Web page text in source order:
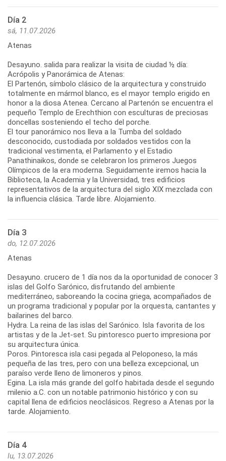
Día 2
sá, 11.07.2026
Atenas
Desayuno. salida para realizar la visita de ciudad ½ día:
Acrópolis y Panorámica de Atenas:
El Partenón, símbolo clásico de la arquitectura y construido
totalmente en mármol blanco, es el mayor templo erigido en
honor a la diosa Atenea. Cercano al Partenón se encuentra el
pequeño Templo de Erechthion con esculturas de preciosas
doncellas sosteniendo el techo del porche.
El tour panorámico nos lleva a la Tumba del soldado
desconocido, custodiada por soldados vestidos con la
tradicional vestimenta, el Parlamento y el Estadio
Panathinaikos, donde se celebraron los primeros Juegos
Olímpicos de la era moderna. Seguidamente iremos hacia la
Biblioteca, la Academia y la Universidad, tres edificios
representativos de la arquitectura del siglo XIX mezclada con
la influencia clásica. Tarde libre. Alojamiento.
Día 3
do, 12.07.2026
Atenas
Desayuno. crucero de 1 día nos da la oportunidad de conocer 3
islas del Golfo Sarónico, disfrutando del ambiente
mediterráneo, saboreando la cocina griega, acompañados de
un programa tradicional y popular por la orquesta, cantantes y
bailarines del barco.
Hydra. La reina de las islas del Sarónico. Isla favorita de los
artistas y de la Jet-set. Su pintoresco puerto impresiona por
su arquitectura única.
Poros. Pintoresca isla casi pegada al Peloponeso, la más
pequeña de las tres, pero con una belleza excepcional, un
paraíso verde lleno de limoneros y pinos.
Egina. La isla más grande del golfo habitada desde el segundo
milenio a.C. con un notable patrimonio histórico y con su
capital llena de edificios neoclásicos. Regreso a Atenas por la
tarde. Alojamiento.
Día 4
lu, 13.07.2026